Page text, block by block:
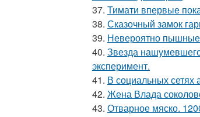
37. Тимати впервые
38. Сказочный замок
39. Невероятно пышные
40. Звезда
эксперимент.
41. В социальных
42. Жена Влада
43. Отварное мяско.